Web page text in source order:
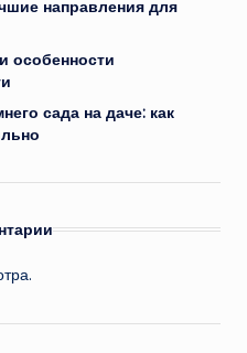
направления для
особенности
сада на даче: как